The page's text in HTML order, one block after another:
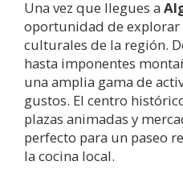
Una vez que llegues a
oportunidad de explorar
culturales de la región.
hasta imponentes
una amplia gama de
gustos. El centro
plazas animadas y
perfecto para un paseo
la cocina local.